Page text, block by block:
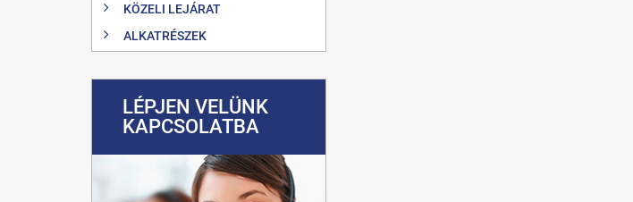
KÖZELI LEJÁRAT
ALKATRÉSZEK
LÉPJEN VELÜNK
KAPCSOLATBA